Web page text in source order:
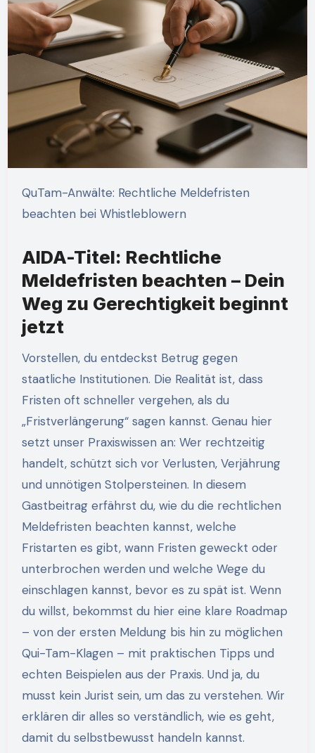
QuTam-Anwälte: Rechtliche Meldefristen
beachten bei Whistleblowern
AIDA-Titel: Rechtliche
Meldefristen beachten – Dein
Weg zu Gerechtigkeit beginnt
jetzt
Vorstellen, du entdeckst Betrug gegen
staatliche Institutionen. Die Realität ist, dass
Fristen oft schneller vergehen, als du
„Fristverlängerung“ sagen kannst. Genau hier
setzt unser Praxiswissen an: Wer rechtzeitig
handelt, schützt sich vor Verlusten, Verjährung
und unnötigen Stolpersteinen. In diesem
Gastbeitrag erfährst du, wie du die rechtlichen
Meldefristen beachten kannst, welche
Fristarten es gibt, wann Fristen geweckt oder
unterbrochen werden und welche Wege du
einschlagen kannst, bevor es zu spät ist. Wenn
du willst, bekommst du hier eine klare Roadmap
– von der ersten Meldung bis hin zu möglichen
Qui-Tam-Klagen – mit praktischen Tipps und
echten Beispielen aus der Praxis. Und ja, du
musst kein Jurist sein, um das zu verstehen. Wir
erklären dir alles so verständlich, wie es geht,
damit du selbstbewusst handeln kannst.